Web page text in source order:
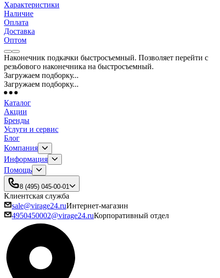
Характеристики
Наличие
Оплата
Доставка
Оптом
Наконечник подкачки быстросъемный. Позволяет перейти с
резьбового наконечника на быстросъемный.
Загружаем подборку...
Загружаем подборку...
Каталог
Акции
Бренды
Услуги и сервис
Блог
Компания
Информация
Помощь
8 (495) 045-00-01
Клиентская служба
sale@virage24.ruИнтернет-магазин
4950450002@virage24.ruКорпоративный отдел